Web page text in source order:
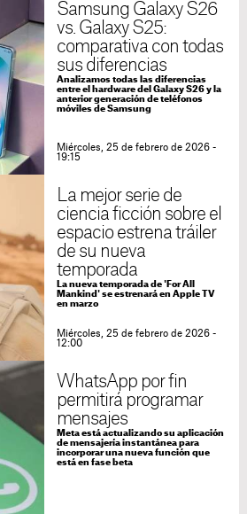
Samsung Galaxy S26
vs. Galaxy S25:
comparativa con todas
sus diferencias
Analizamos todas las diferencias
entre el hardware del Galaxy S26 y la
anterior generación de teléfonos
móviles de Samsung
Miércoles, 25 de febrero de 2026 -
19:15
La mejor serie de
ciencia ficción sobre el
espacio estrena tráiler
de su nueva
temporada
La nueva temporada de 'For All
Mankind' se estrenará en Apple TV
en marzo
Miércoles, 25 de febrero de 2026 -
12:00
WhatsApp por fin
permitirá programar
mensajes
Meta está actualizando su aplicación
de mensajería instantánea para
incorporar una nueva función que
está en fase beta